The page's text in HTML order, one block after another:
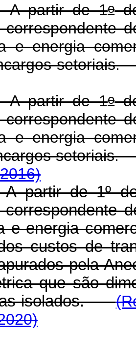
partir de 1o
correspondente
e energia
encargos
partir de 1o
correspondente
e energia
encargos
partir de 1º
correspondente
e energia
custos de
pela
que são
isolados.